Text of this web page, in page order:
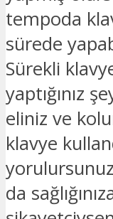
tempoda
sürede
Sürekli
yaptığınız
eliniz ve
klavye
da